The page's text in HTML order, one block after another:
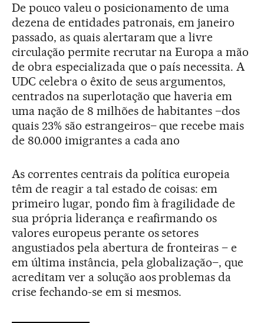
De pouco valeu o posicionamento de uma
dezena de entidades patronais, em janeiro
passado, as quais alertaram que a livre
circulação permite recrutar na Europa a mão
de obra especializada que o país necessita. A
UDC celebra o êxito de seus argumentos,
centrados na superlotação que haveria em
uma nação de 8 milhões de habitantes –dos
quais 23% são estrangeiros– que recebe mais
de 80.000 imigrantes a cada ano
As correntes centrais da política europeia
têm de reagir a tal estado de coisas: em
primeiro lugar, pondo fim à fragilidade de
sua própria liderança e reafirmando os
valores europeus perante os setores
angustiados pela abertura de fronteiras – e
em última instância, pela globalização–, que
acreditam ver a solução aos problemas da
crise fechando-se em si mesmos.